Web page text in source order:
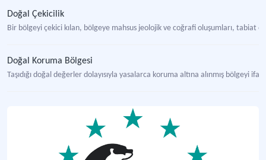
Doğal Çekicilik
Bir bölgeyi çekici kılan, bölgeye mahsus jeolojik ve coğrafi oluşumları, tabiat
Doğal Koruma Bölgesi
Taşıdığı doğal değerler dolayısıyla yasalarca koruma altına alınmış bölgeyi
Vahşi Yaşam Gözlemleme Turizmi
Yaban hayatı gözlemlemek için düzenlenen ve organize edilen turizm çeşidi.
Milli Parklar Av ve Yaban Hayatı Genel Müdürlüğü